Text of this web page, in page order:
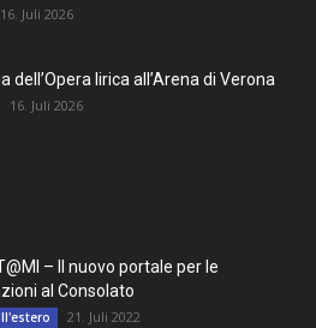
16. Juli 2026
dell’Opera lirica all’Arena di Verona
16. Juli 2026
– Il nuovo portale per le
al Consolato
21. Juli 2022